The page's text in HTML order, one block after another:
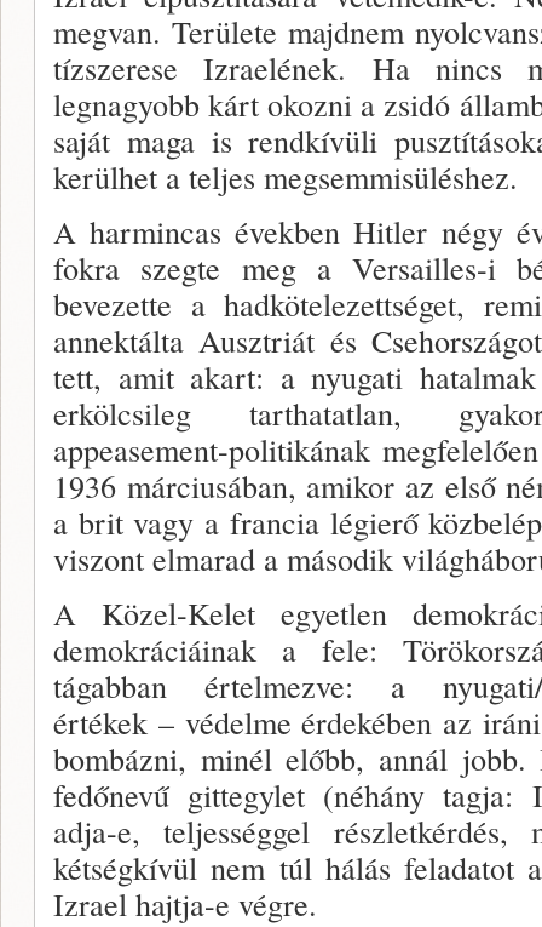
megvan. Területe majdnem
tízszerese Iz­raelének. Ha
legnagyobb kárt okozni a zsidó
saját maga is rendkívüli
kerülhet a teljes megsemmisüléshez.
A harmincas években Hitler négy
fokra szegte meg a Versailles-i
bevezette a hadkötelezettséget,
annektálta Ausztri­át és
tett, amit akart: a nyugati
erkölcsileg tarthatatlan,
appeasement-politikának
1936 márciu­sában, amikor az első
a brit vagy a francia légierő
vi­szont elmarad a második
A Közel-Kelet egyetlen
demokráciáinak a fe­le:
tágabban értelmezve: a nyugati/
értékek – védelme érde­kében az
bombázni, minél előbb, annál
fedőnevű gittegylet (néhány
adja-e, teljességgel
kétségkívül nem túl hálás feladatot
Iz­rael hajtja-e végre.